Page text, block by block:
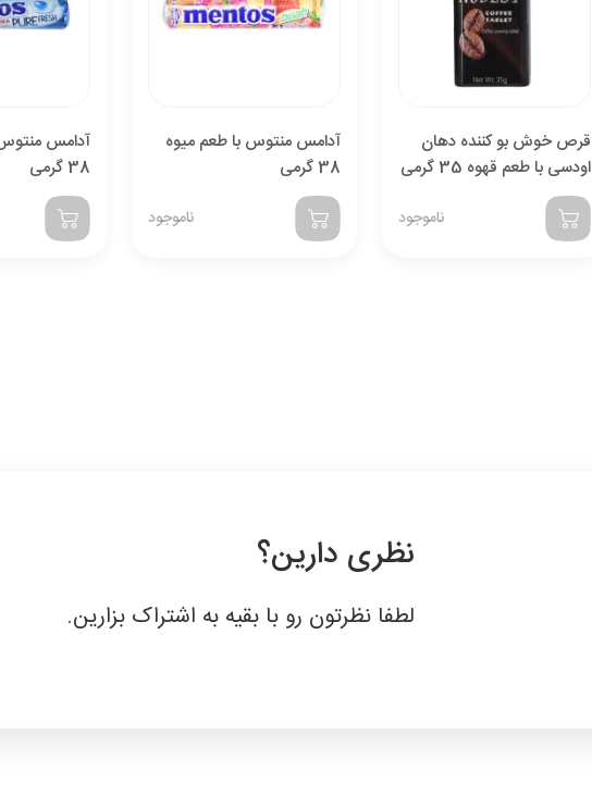
قرص خوش بو کننده دهان
اودسی با طعم قهوه 35 گرمی
ناموجود
آدامس منتوس با طعم میوه
38 گرمی
ناموجود
آدامس
38 گرمی
نظری دارین؟
لطفا نظرتون رو با بقیه به اشتراک بزارین.
با احتساب تخفیف 841,142 تومان
قبول